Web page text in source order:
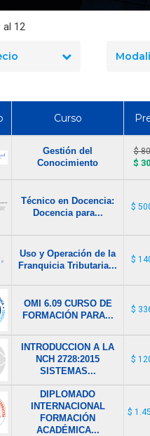
12
Curso
Gestión del
Conocimiento
$
$
Técnico en Docencia:
Docencia para...
$
Uso y Operación de la
Franquicia Tributaria...
$
OMI 6.09 CURSO DE
FORMACIÓN PARA...
$
INTRODUCCION A LA
NCH 2728:2015
SISTEMAS...
$
DIPLOMADO
INTERNACIONAL
FORMACIÓN
ACADÉMICA...
$
Analista de
Capacitación